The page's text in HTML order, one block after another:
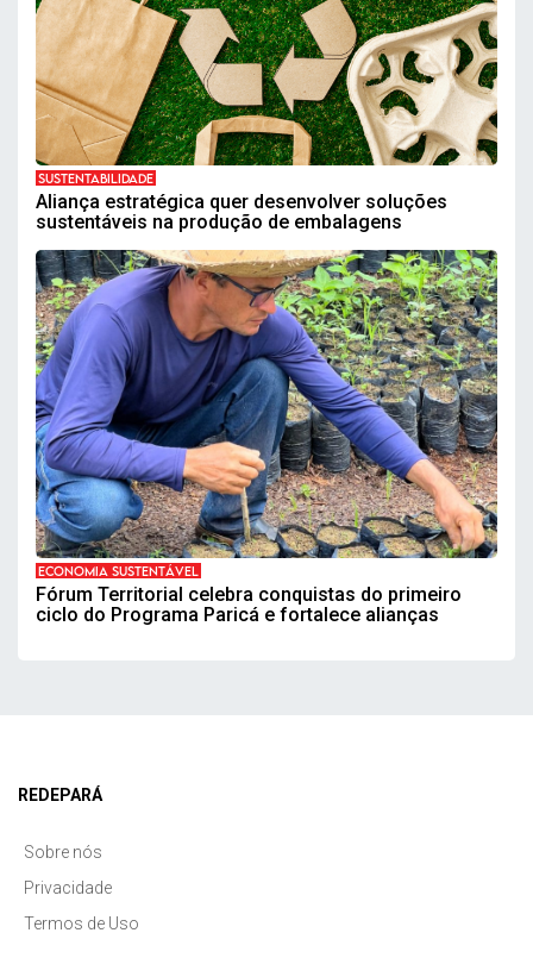
SUSTENTABILIDADE
Aliança estratégica quer desenvolver soluções
sustentáveis na produção de embalagens
ECONOMIA SUSTENTÁVEL
Fórum Territorial celebra conquistas do primeiro
ciclo do Programa Paricá e fortalece alianças
REDEPARÁ
Sobre nós
Privacidade
Termos de Uso